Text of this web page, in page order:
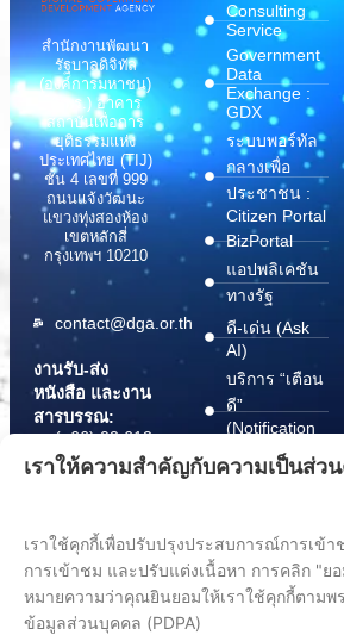
สำนักงานพัฒนา
รัฐบาลดิจิทัล
(องค์การมหาชน)
(สพร.) อาคาร
สถาบันเพื่อการ
ยุติธรรมแห่ง
ประเทศไทย (TIJ)
ชั้น 4 เลขที่ 999
ถนนแจ้งวัฒนะ
แขวงทุ่งสองห้อง
เขตหลักสี่
กรุงเทพฯ 10210
contact@dga.or.th
งานรับ-ส่ง
หนังสือ และงาน
สารบรรณ:
(+66) 02 612
6000
saraban@dga.or.th
Center:
(+66) 02 612
Consulting
Service
Government
Data
Exchange :
GDX
ระบบพอร์ทัล
กลางเพื่อ
ประชาชน :
Citizen Portal
BizPortal
แอปพลิเคชัน
ทางรัฐ
ดี-เด่น (Ask
AI)
บริการ “เตือน
ดี”
(Notification
บริการ
(Document
Wallet)
เราให้ความสำคัญกับความเป็นส่ว
เราใช้คุกกี้เพื่อปรับปรุงประสบการณ์การเข้า
การเข้าชม และปรับแต่งเนื้อหา การคลิก "ย
หมายความว่าคุณยินยอมให้เราใช้คุกกี้ตาม
ข้อมูลส่วนบุคคล (PDPA)